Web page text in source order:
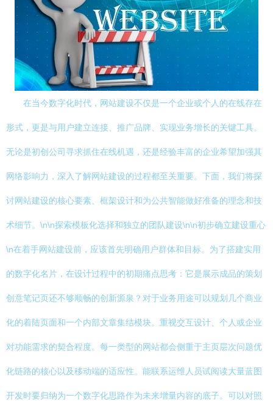
在当今数字化时代，网站建设不仅是一个企业或个人的在线存在
形式，更是与用户建立连接、推广品牌、实现业务增长的关键工具。
无论是初创公司寻求抓住在线机遇，还是经验丰富的企业希望加强其
网络影响力，深入了解网站建设的过程都至关重要。下面，我们将探
讨网站建设的核心要素、框架设计和为公共智能做好准备的理念和技
术细节。\n\n探索模板化选择和独立的团队建设\n\n初步确立建设重心
\n在着手网站建设前，应该首先明确用户群体和目标。为了搭建实用
的数字化名片，在设计过程中的初期痛点思考：它是展示成品的策划
创意笔记页还不够顺畅的创新源泉？对于业务用途可以规划几个商业
化的着陆页面和一个内部文章集结模块。重视交互设计、个人或企业
对功能需求的契合程度。每一类型的网站都会侧重于主页层次问题优
化链路的核心以及移动端的适应性。能联系运维人员试阅读大量蓝图
开发时要归纳为一个数字化思路作为未来增量内容的底子。可以对照